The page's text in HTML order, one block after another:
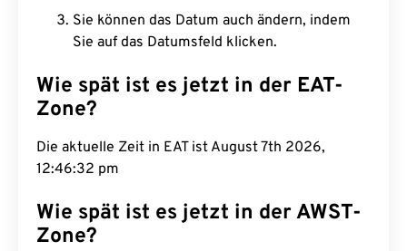
Sie können das Datum auch ändern, indem
Sie auf das Datumsfeld klicken.
Wie spät ist es jetzt in der EAT-
Zone?
Die aktuelle Zeit in EAT ist August 7th 2026,
12:46:33 pm
Wie spät ist es jetzt in der AWST-
Zone?